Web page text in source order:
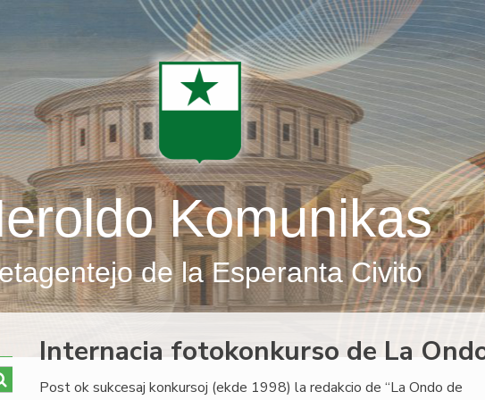
Komunikas
de la Esperanta Civito
Internacia fotokonkurso de La
Post ok sukcesaj konkursoj (ekde 1998) la redakcio de “La Ondo de